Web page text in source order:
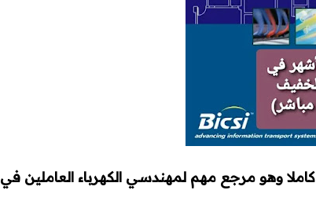
كاملا وهو مرجع مهم لمهندسي الكهرباء العاملين في